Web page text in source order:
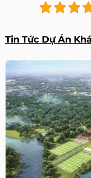
Tin Tức Dự Án